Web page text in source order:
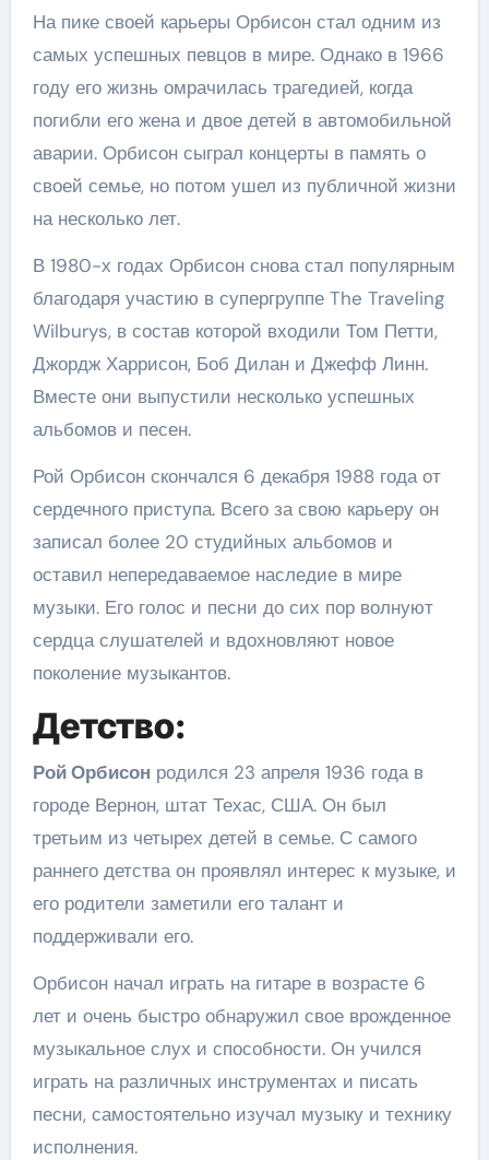
На пике своей карьеры Орбисон стал одним из
самых успешных певцов в мире. Однако в 1966
году его жизнь омрачилась трагедией, когда
погибли его жена и двое детей в автомобильной
аварии. Орбисон сыграл концерты в память о
своей семье, но потом ушел из публичной жизни
на несколько лет.
В 1980-х годах Орбисон снова стал популярным
благодаря участию в супергруппе The Traveling
Wilburys, в состав которой входили Том Петти,
Джордж Харрисон, Боб Дилан и Джефф Линн.
Вместе они выпустили несколько успешных
альбомов и песен.
Рой Орбисон скончался 6 декабря 1988 года от
сердечного приступа. Всего за свою карьеру он
записал более 20 студийных альбомов и
оставил непередаваемое наследие в мире
музыки. Его голос и песни до сих пор волнуют
сердца слушателей и вдохновляют новое
поколение музыкантов.
Детство:
Рой Орбисон родился 23 апреля 1936 года в
городе Вернон, штат Техас, США. Он был
третьим из четырех детей в семье. С самого
раннего детства он проявлял интерес к музыке, и
его родители заметили его талант и
поддерживали его.
Орбисон начал играть на гитаре в возрасте 6
лет и очень быстро обнаружил свое врожденное
музыкальное слух и способности. Он учился
играть на различных инструментах и писать
песни, самостоятельно изучал музыку и технику
исполнения.